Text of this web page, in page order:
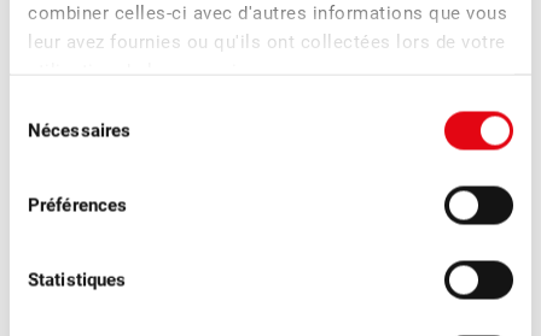
combiner celles-ci avec d'autres informations que vous
leur avez fournies ou qu'ils ont collectées lors de votre
Nécessaires
Préférences
Statistiques
L’évènement de réseautage pour les cidreries organisé à la
fin juin à Sursee par la FUS visait à favoriser l’échange au